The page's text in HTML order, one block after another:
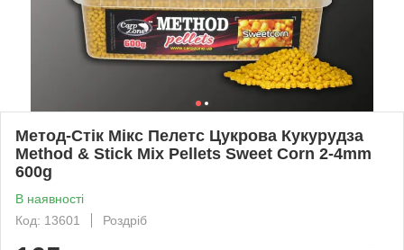
Метод-Стік Мікс Пелетс Цукрова Кукурудза
Method & Stick Mix Pellets Sweet Corn 2-4mm
600g
В наявності
Код: 13601
Роздріб